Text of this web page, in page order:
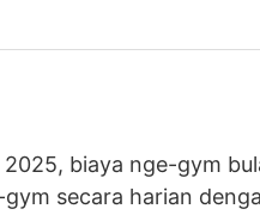
biaya nge-gym
secara harian